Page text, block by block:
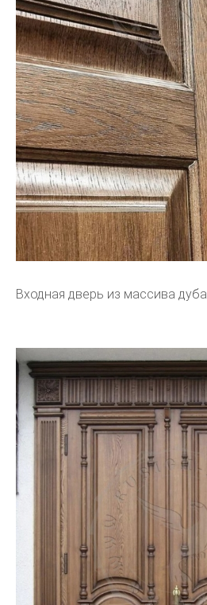
Входная дверь из массива дуба